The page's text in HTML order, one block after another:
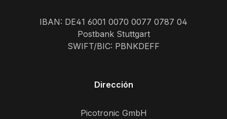
IBAN: DE41 6001 0070 0077 0787 04
Postbank Stuttgart
SWIFT/BIC: PBNKDEFF
Dirección
Picotronic GmbH